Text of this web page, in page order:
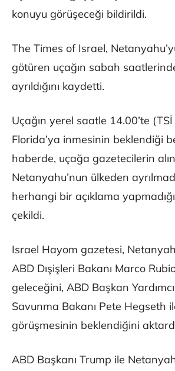
konuyu görüşeceği bildirildi.
The Times of Israel,
götüren uçağın sabah
ayrıldığını kaydetti.
Uçağın yerel saatle 14.00’te
Florida’ya inmesinin beklendiği
haberde, uçağa gazetecilerin
Netanyahu’nun ülkeden
herhangi bir açıklama
çekildi.
Israel Hayom gazetesi,
ABD Dışişleri Bakanı Marco
geleceğini, ABD Başkan
Savunma Bakanı Pete Hegseth
görüşmesinin beklendiğini
ABD Başkanı Trump ile